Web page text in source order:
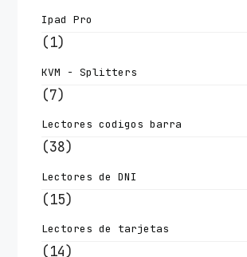
Ipad Pro
(1)
KVM - Splitters
(7)
Lectores codigos barra
(38)
Lectores de DNI
(15)
Lectores de tarjetas
(14)